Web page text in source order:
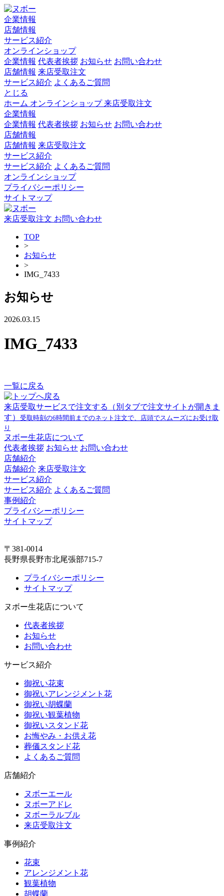
企業情報
店舗情報
サービス紹介
オンラインショップ
企業情報 代表者挨拶 お知らせ お問い合わせ
店舗情報 来店受取注文
サービス紹介 よくあるご質問
とじる
ホーム オンラインショップ来店受取注文
企業情報
企業情報 代表者挨拶 お知らせ お問い合わせ
店舗情報
店舗情報 来店受取注文
サービス紹介
サービス紹介 よくあるご質問
オンラインショップ
プライバシーポリシー
サイトマップ
来店受取注文 お問い合わせ
TOP
>
お知らせ
>
IMG_7433
お知らせ
2026.03.15
IMG_7433
一覧に戻る
来店受取サービスで注文する
（別タブで注文サイトが開きま
す） 受取時刻の6時間前までのネット注文で、店頭でスムーズにお受け取
り
ヌボー生花店について
代表者挨拶 お知らせ お問い合わせ
店舗紹介
店舗紹介 来店受取注文
サービス紹介
サービス紹介 よくあるご質問
事例紹介
プライバシーポリシー
サイトマップ
〒381-0014
長野県長野市北尾張部715-7
プライバシーポリシー
サイトマップ
ヌボー生花店について
代表者挨拶
お知らせ
お問い合わせ
サービス紹介
御祝い花束
御祝いアレンジメント花
御祝い胡蝶蘭
御祝い観葉植物
御祝いスタンド花
お悔やみ・お供え花
葬儀スタンド花
よくあるご質問
店舗紹介
ヌボーエール
ヌボーアドレ
ヌボーラルブル
来店受取注文
事例紹介
花束
アレンジメント花
観葉植物
胡蝶蘭